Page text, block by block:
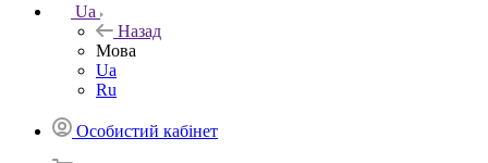
Ua
Назад
Мова
Ua
Ru
Особистий кабінет